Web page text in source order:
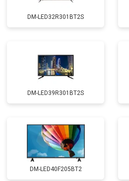
DM-LED32R301BT2S
DM-LED39R301BT2S
DM-LED40F205BT2